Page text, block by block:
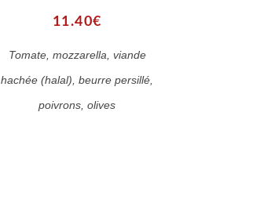
11.40€
Tomate, mozzarella, viande
hachée (halal), beurre persillé,
poivrons, olives